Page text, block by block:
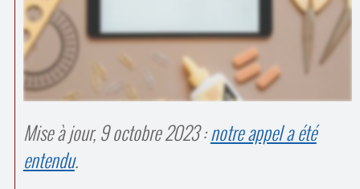
Bienvenue en Belgique
Mise à jour, 9 octobre 2023 :notre appel a été
entendu.